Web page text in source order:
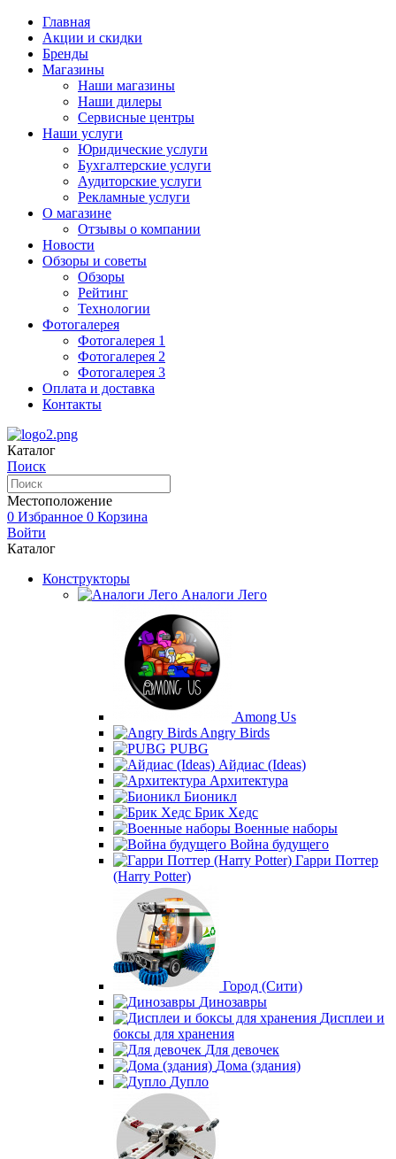
Главная
Акции и скидки
Бренды
Магазины
Наши магазины
Наши дилеры
Сервисные центры
Наши услуги
Юридические услуги
Бухгалтерские услуги
Аудиторские услуги
Рекламные услуги
О магазине
Отзывы о компании
Новости
Обзоры и советы
Обзоры
Рейтинг
Технологии
Фотогалерея
Фотогалерея 1
Фотогалерея 2
Фотогалерея 3
Оплата и доставка
Контакты
Каталог
Поиск
Местоположение
0 Избранное 0 Корзина
Войти
Каталог
Конструкторы
Аналоги Лего
Among Us
Angry Birds
PUBG
Айдиас (Ideas)
Архитектура
Бионикл
Брик Хедс
Военные наборы
Война будущего
Гарри Поттер
(Harry Potter)
Город (Сити)
Динозавры
Дисплеи и
боксы для хранения
Для девочек
Дома (здания)
Дупло